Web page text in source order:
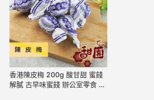
香港陳皮梅 200g 酸甘甜 蜜餞
解膩 古早味蜜餞 辦公室零食 蜜